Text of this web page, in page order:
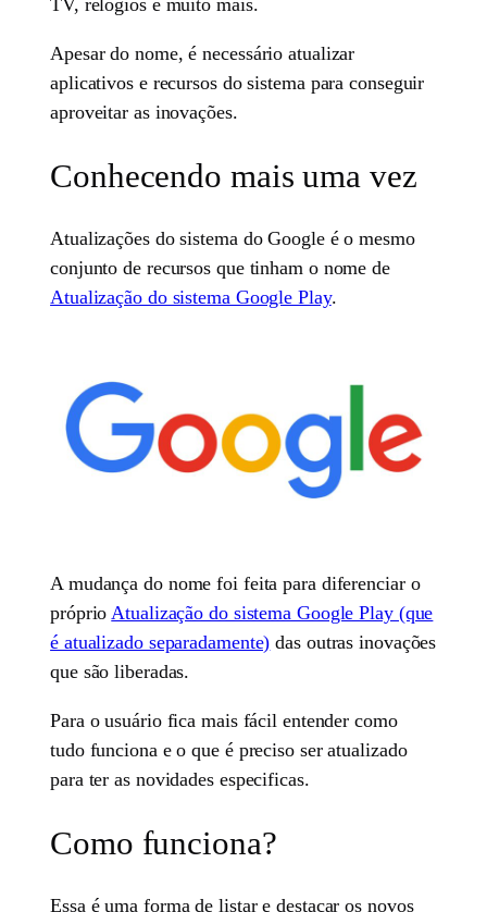
Apesar do nome, é necessário atualizar
aplicativos e recursos do sistema para conseguir
aproveitar as inovações.
Conhecendo mais uma vez
Atualizações do sistema do Google é o mesmo
conjunto de recursos que tinham o nome de
Atualização do sistema Google Play.
A mudança do nome foi feita para diferenciar o
próprio Atualização do sistema Google Play (que
é atualizado separadamente) das outras inovações
que são liberadas.
Para o usuário fica mais fácil entender como
tudo funciona e o que é preciso ser atualizado
para ter as novidades especificas.
Como funciona?
Essa é uma forma de listar e destacar os novos